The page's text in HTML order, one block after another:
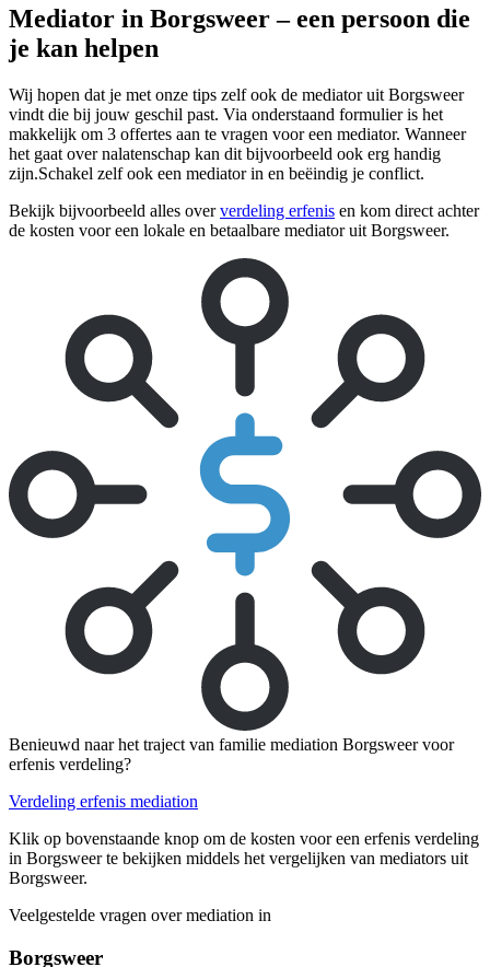
Mediator in Borgsweer – een persoon die
je kan helpen
Wij hopen dat je met onze tips zelf ook de mediator uit Borgsweer
vindt die bij jouw geschil past. Via onderstaand formulier is het
makkelijk om 3 offertes aan te vragen voor een mediator. Wanneer
het gaat over nalatenschap kan dit bijvoorbeeld ook erg handig
zijn.Schakel zelf ook een mediator in en beëindig je conflict.
Bekijk bijvoorbeeld alles oververdeling erfenis en kom direct achter
de kosten voor een lokale en betaalbare mediator uit Borgsweer.
Benieuwd naar het traject van familie mediation Borgsweer voor
erfenis verdeling?
Verdeling erfenis mediation
Klik op bovenstaande knop om de kosten voor een erfenis verdeling
in Borgsweer te bekijken middels het vergelijken van mediators uit
Borgsweer.
Veelgestelde vragen over mediation in
Borgsweer